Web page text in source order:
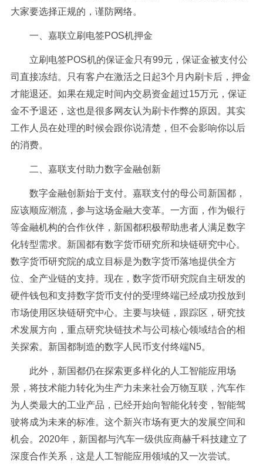
大家要选择正规的，谨防网络。
一、嘉联立刷电签POS机押金
立刷电签POS机的保证金只有99元，保证金被支付公
司直接冻结。只有客户在激活之日起3个月内刷卡后，押金
才能退还。如果在规定时间内交易资金超过15万元，保证
金不予退还，这也是很多网友认为刷卡作弊的原因。其实
工作人员在处理的时候会跟你说清楚，但不会影响你以后
的消费。
二、嘉联支付助力数字金融创新
数字金融创新始于支付。嘉联支付的母公司新国都，
应该顺应潮流，参与这场金融大变革。一方面，作为银行
等金融机构的合作伙伴，新国都积极帮助患者人满足数字
化转型需求。新国都有数字货币研究所和块链研究中心。
数字货币研究院的成立目标是为数字货币落地提供全方
位、全产业链的支持。现在，数字货币研究院自主研发的
硬件钱包和支持数字货币支付的受理终端已经成功投放到
市场使用区块链研究中心。主要与块链，跟踪区，研究技
术发展方向，重点研究块链技术与公司核心领域结合的相
关探索。新国都制造的数字人民币支付终端N5。
此外，新国都仍在探索更多样化的人工智能应用场
景，将技术能力转化为生产力未来社会万物互联，汽车作
为人类最大的工业产品，已经开始向智能化转变，智能驾
驶将成为未来的标准。这个新兴市场有更大的发展空间和
机会。2020年，新国都与汽车一级供应商赫千科技建立了
深度合作关系，这是人工智能应用领域的又一次尝试。